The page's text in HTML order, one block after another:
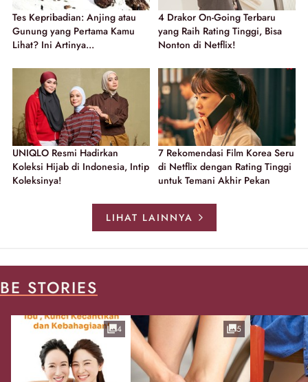
Tes Kepribadian: Anjing atau
Gunung yang Pertama Kamu
Lihat? Ini Artinya...
4 Drakor On-Going Terbaru
yang Raih Rating Tinggi, Bisa
Nonton di Netflix!
UNIQLO Resmi Hadirkan
Koleksi Hijab di Indonesia, Intip
Koleksinya!
7 Rekomendasi Film Korea Seru
di Netflix dengan Rating Tinggi
untuk Temani Akhir Pekan
LIHAT LAINNYA
BE STORIES
4 5